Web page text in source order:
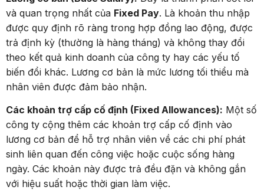
và quan trọng nhất của Fixed Pay. Là khoản thu nhập
được quy định rõ ràng trong hợp đồng lao động, được
trả định kỳ (thường là hàng tháng) và không thay đổi
theo kết quả kinh doanh của công ty hay các yếu tố
biến đổi khác. Lương cơ bản là mức lương tối thiểu mà
nhân viên được đảm bảo nhận.
Các khoản trợ cấp cố định (Fixed Allowances): Một số
công ty cộng thêm các khoản trợ cấp cố định vào
lương cơ bản để hỗ trợ nhân viên về các chi phí phát
sinh liên quan đến công việc hoặc cuộc sống hàng
ngày. Các khoản này được trả đều đặn và không gắn
với hiệu suất hoặc thời gian làm việc.